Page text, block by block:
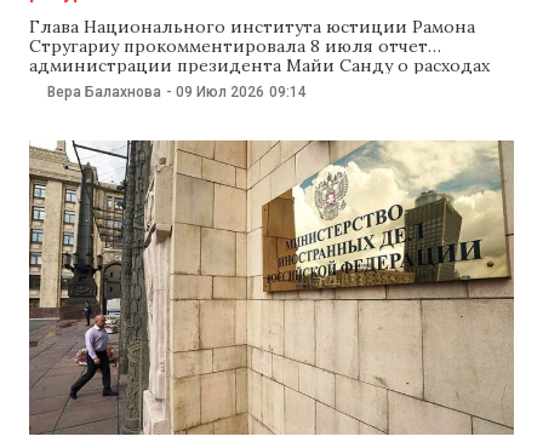
Глава Национального института юстиции Рамона
Стругариу прокомментировала 8 июля отчет
администрации президента Майи Санду о расходах
на зарубежные поездки в первой половине 2026 года.
Стругариу, ранее представлявшая Румынию в
впечатлена экономностью аппарата президента,
добавив, что президент Румынии тратит на
зарубежные поездки гораздо больше. «Я впечатлена
Вера Балахнова - 09 Июл 2026 09:14